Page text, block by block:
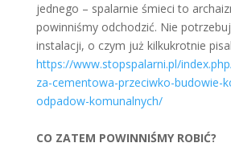
jednego – spalarnie śmieci to
powinniśmy odchodzić. Nie
instalacji, o czym już kilkukrotnie
https://www.stopspalarni.pl/
za-cementowa-przeciwko-budowie-
odpadow-komunalnych/
CO ZATEM POWINNIŚMY ROBIĆ?